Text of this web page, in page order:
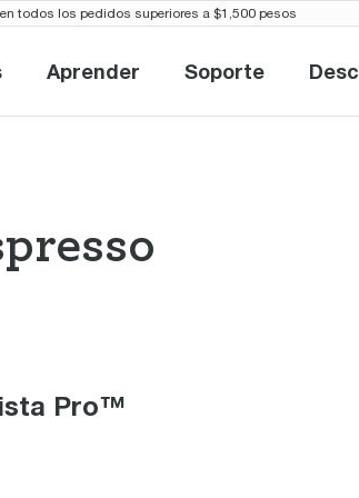
todos los pedidos superiores a $1,500 pesos
destacados
Aprender
Aprender Soporte
Soporte
de
Pro™